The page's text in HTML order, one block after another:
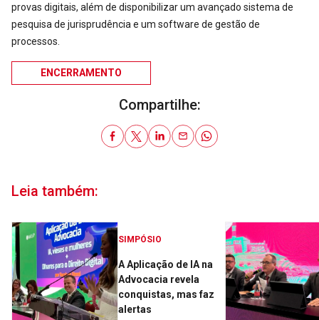
provas digitais, além de disponibilizar um avançado sistema de
pesquisa de jurisprudência e um software de gestão de
processos.
ENCERRAMENTO
Compartilhe:
Leia também:
SIMPÓSIO
A Aplicação de IA na
Advocacia revela
conquistas, mas faz
alertas